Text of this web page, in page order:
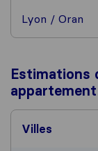
Lyon / Oran
Estimations
appartement
Villes